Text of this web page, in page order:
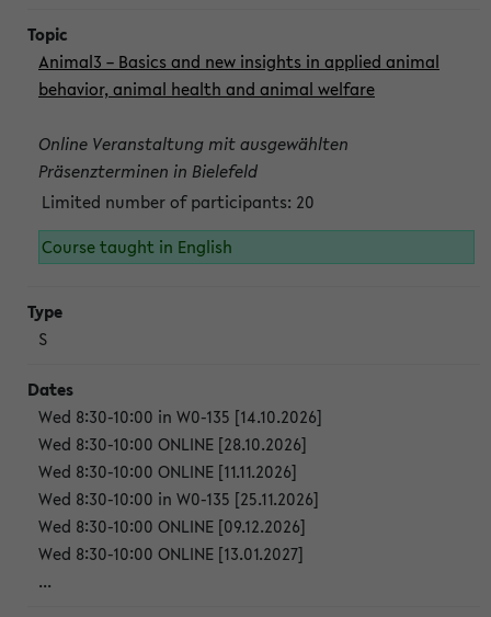
Animal3 – Basics and new insights in applied animal
behavior, animal health and animal welfare
Online Veranstaltung mit ausgewählten
Präsenzterminen in Bielefeld
Limited number of participants: 20
Course taught in English
S
Wed 8:30-10:00 in W0-135 [14.10.2026]
Wed 8:30-10:00 ONLINE [28.10.2026]
Wed 8:30-10:00 ONLINE [11.11.2026]
Wed 8:30-10:00 in W0-135 [25.11.2026]
Wed 8:30-10:00 ONLINE [09.12.2026]
Wed 8:30-10:00 ONLINE [13.01.2027]
...